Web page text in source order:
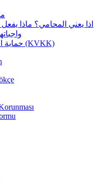
اذا يعني المحامي؟ ماذا
حماية البيانات الشخصية (KVKK)